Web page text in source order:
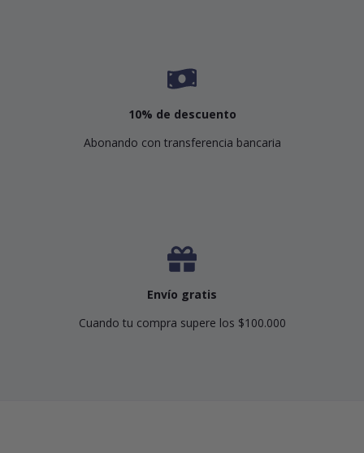
10% de descuento
Abonando con transferencia bancaria
Envío gratis
Cuando tu compra supere los $100.000